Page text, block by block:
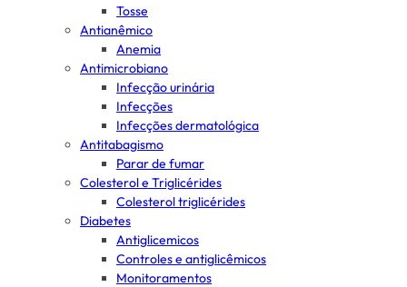
Tosse
Antianêmico
Anemia
Antimicrobiano
Infecção urinária
Infecções
Infecções dermatológica
Antitabagismo
Parar de fumar
Colesterol e Triglicérides
Colesterol triglicérides
Diabetes
Antiglicemicos
Controles e antiglicêmicos
Monitoramentos